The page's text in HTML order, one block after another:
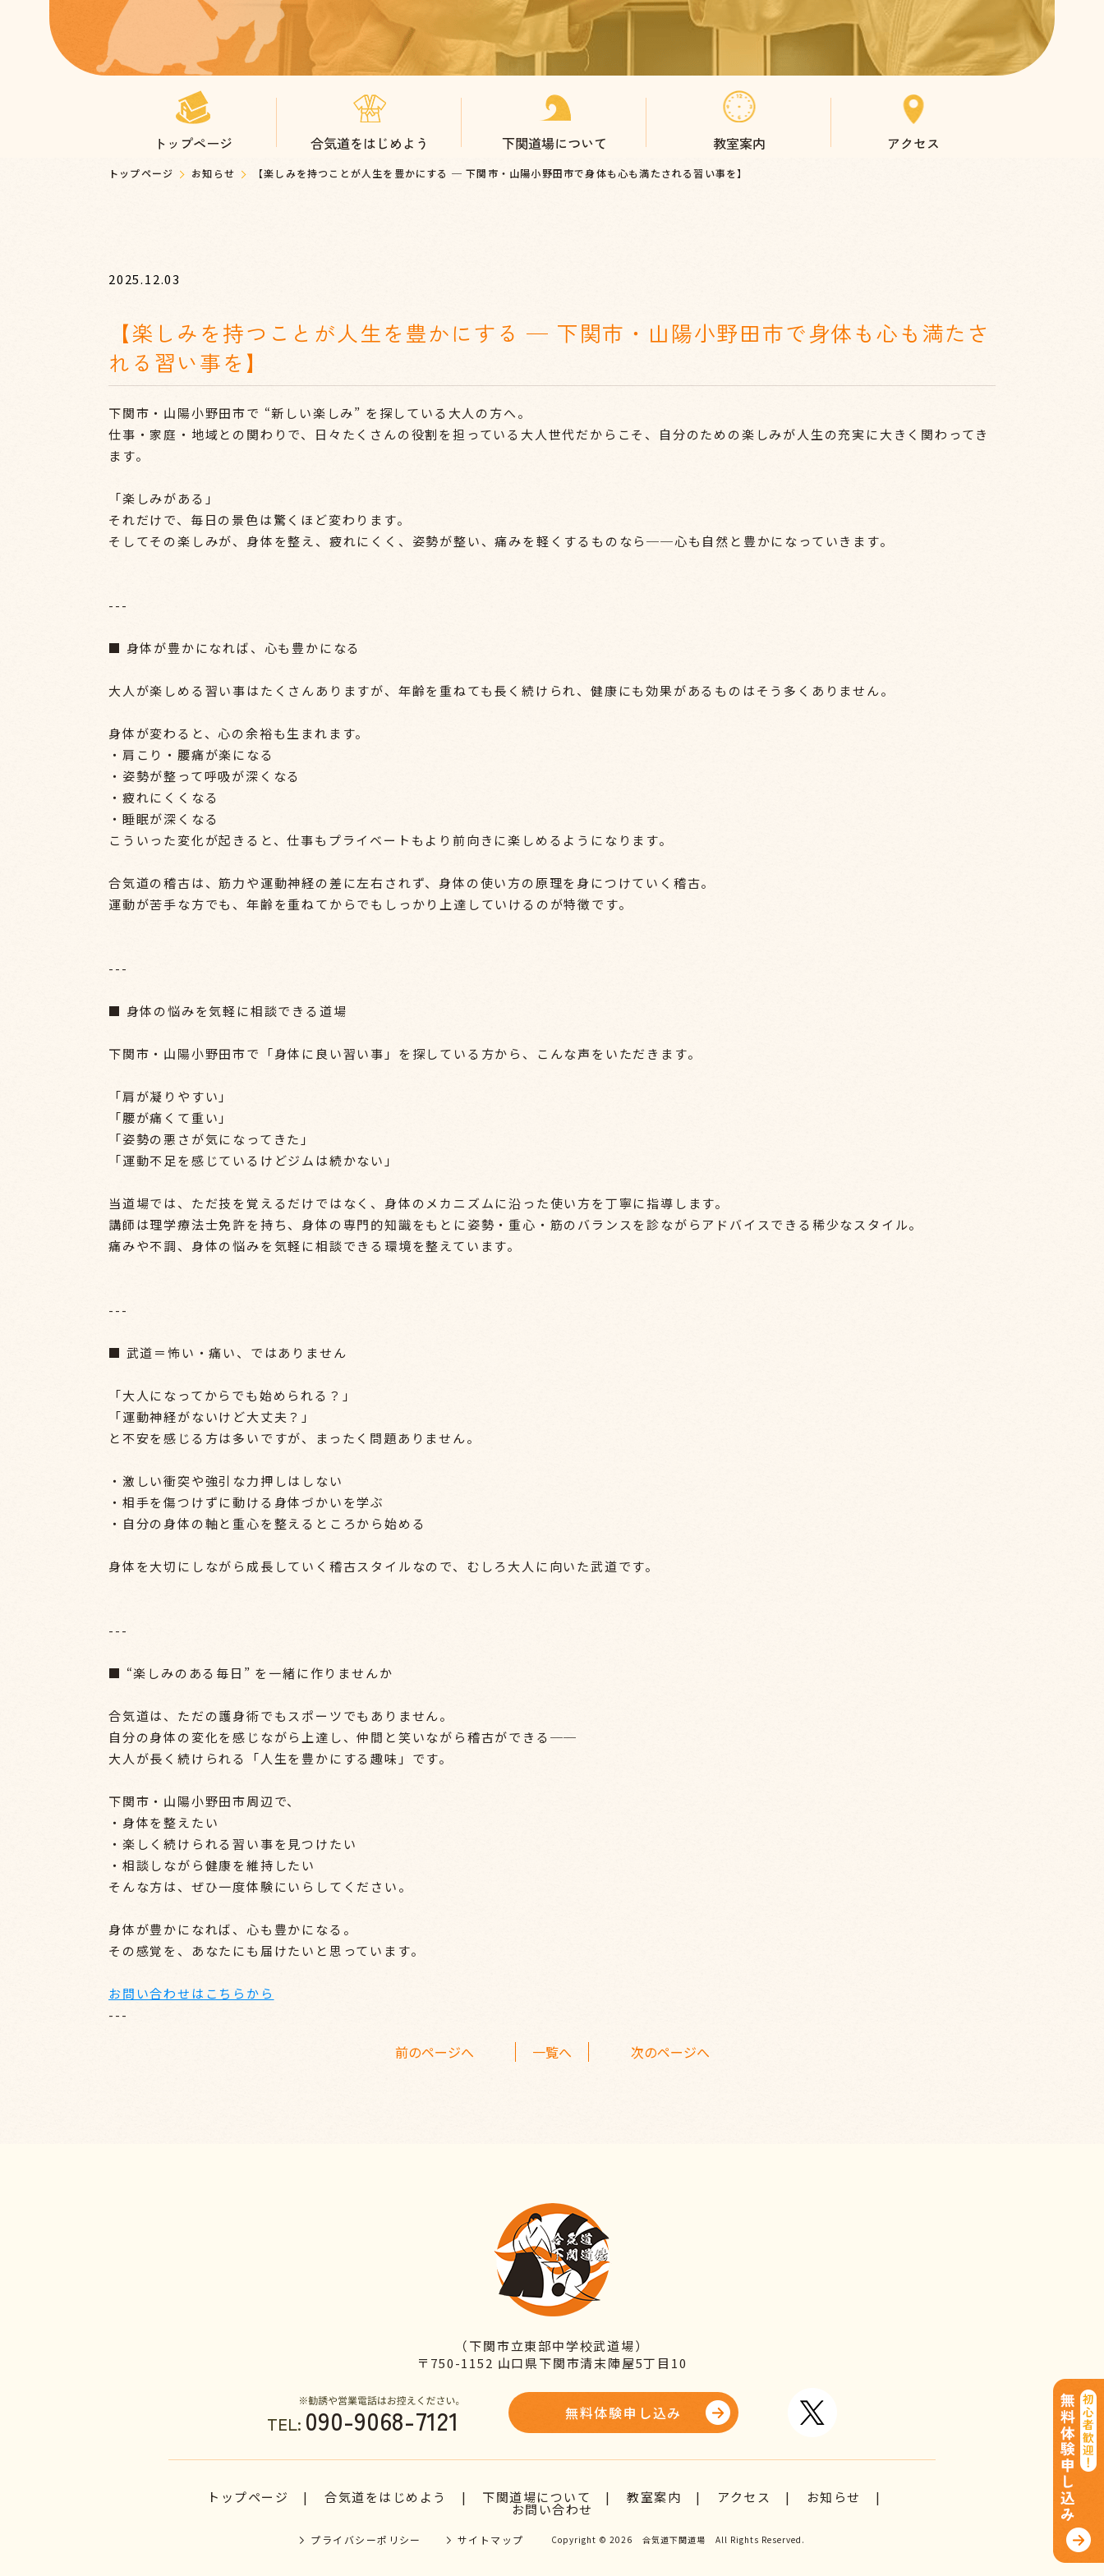
トップページ 合気道をはじめよう 下関道場について 教室案内 アクセス
トップページ お知らせ 【楽しみを持つことが人生を豊かにする ─ 下関市・山陽小野田市で身体も心も満たされる習い事を】
2025.12.03
【楽しみを持つことが人生を豊かにする ─ 下関市・山陽小野田市で身体も心も満たさ
れる習い事を】
下関市・山陽小野田市で “新しい楽しみ” を探している大人の方へ。
仕事・家庭・地域との関わりで、日々たくさんの役割を担っている大人世代だからこそ、自分のための楽しみが人生の充実に大きく関わってき
ます。
「楽しみがある」
それだけで、毎日の景色は驚くほど変わります。
そしてその楽しみが、身体を整え、疲れにくく、姿勢が整い、痛みを軽くするものなら──心も自然と豊かになっていきます。
---
■ 身体が豊かになれば、心も豊かになる
大人が楽しめる習い事はたくさんありますが、年齢を重ねても長く続けられ、健康にも効果があるものはそう多くありません。
身体が変わると、心の余裕も生まれます。
・肩こり・腰痛が楽になる
・姿勢が整って呼吸が深くなる
・疲れにくくなる
・睡眠が深くなる
こういった変化が起きると、仕事もプライベートもより前向きに楽しめるようになります。
合気道の稽古は、筋力や運動神経の差に左右されず、身体の使い方の原理を身につけていく稽古。
運動が苦手な方でも、年齢を重ねてからでもしっかり上達していけるのが特徴です。
---
■ 身体の悩みを気軽に相談できる道場
下関市・山陽小野田市で「身体に良い習い事」を探している方から、こんな声をいただきます。
「肩が凝りやすい」
「腰が痛くて重い」
「姿勢の悪さが気になってきた」
「運動不足を感じているけどジムは続かない」
当道場では、ただ技を覚えるだけではなく、身体のメカニズムに沿った使い方を丁寧に指導します。
講師は理学療法士免許を持ち、身体の専門的知識をもとに姿勢・重心・筋のバランスを診ながらアドバイスできる稀少なスタイル。
痛みや不調、身体の悩みを気軽に相談できる環境を整えています。
---
■ 武道＝怖い・痛い、ではありません
「大人になってからでも始められる？」
「運動神経がないけど大丈夫？」
と不安を感じる方は多いですが、まったく問題ありません。
・激しい衝突や強引な力押しはしない
・相手を傷つけずに動ける身体づかいを学ぶ
・自分の身体の軸と重心を整えるところから始める
身体を大切にしながら成長していく稽古スタイルなので、むしろ大人に向いた武道です。
---
■ “楽しみのある毎日” を一緒に作りませんか
合気道は、ただの護身術でもスポーツでもありません。
自分の身体の変化を感じながら上達し、仲間と笑いながら稽古ができる──
大人が長く続けられる「人生を豊かにする趣味」です。
下関市・山陽小野田市周辺で、
・身体を整えたい
・楽しく続けられる習い事を見つけたい
・相談しながら健康を維持したい
そんな方は、ぜひ一度体験にいらしてください。
身体が豊かになれば、心も豊かになる。
その感覚を、あなたにも届けたいと思っています。
お問い合わせはこちらから
---
前のページへ 一覧へ 次のページへ
（下関市立東部中学校武道場）
〒750-1152 山口県下関市清末陣屋5丁目10
TEL: 090-9068-7121 無料体験申し込み
トップページ 合気道をはじめよう 下関道場について 教室案内 アクセス お知らせ
お問い合わせ
プライバシーポリシー サイトマップ Copyright © 2026 合気道下関道場 All Rights Reserved.